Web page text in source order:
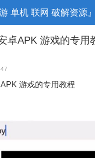
游 单机 联网 破解资源』
卓APK 游戏的专用
游戏的专用教程